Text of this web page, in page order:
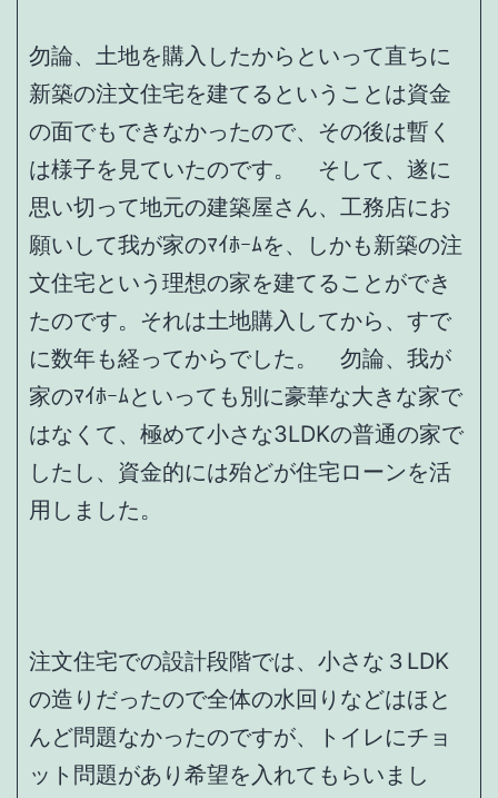
勿論、土地を購入したからといって直ちに
新築の注文住宅を建てるということは資金
の面でもできなかったので、その後は暫く
は様子を見ていたのです。 そして、遂に
思い切って地元の建築屋さん、工務店にお
願いして我が家のﾏｲﾎｰﾑを、しかも新築の注
文住宅という理想の家を建てることができ
たのです。それは土地購入してから、すで
に数年も経ってからでした。 勿論、我が
家のﾏｲﾎｰﾑといっても別に豪華な大きな家で
はなくて、極めて小さな3LDKの普通の家で
したし、資金的には殆どが住宅ローンを活
用しました。
注文住宅での設計段階では、小さな３LDK
の造りだったので全体の水回りなどはほと
んど問題なかったのですが、トイレにチョ
ット問題があり希望を入れてもらいまし